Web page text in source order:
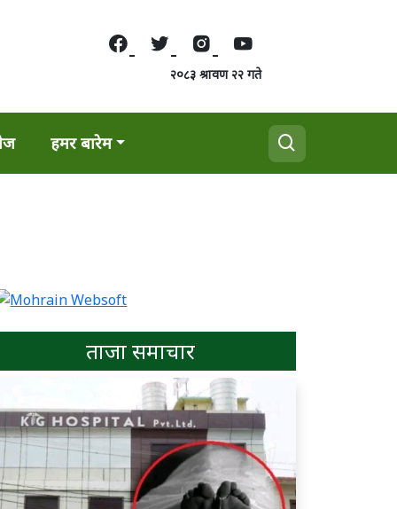
२०८३ श्रावण २२ गते
हमर बारेम
ताजा समाचार